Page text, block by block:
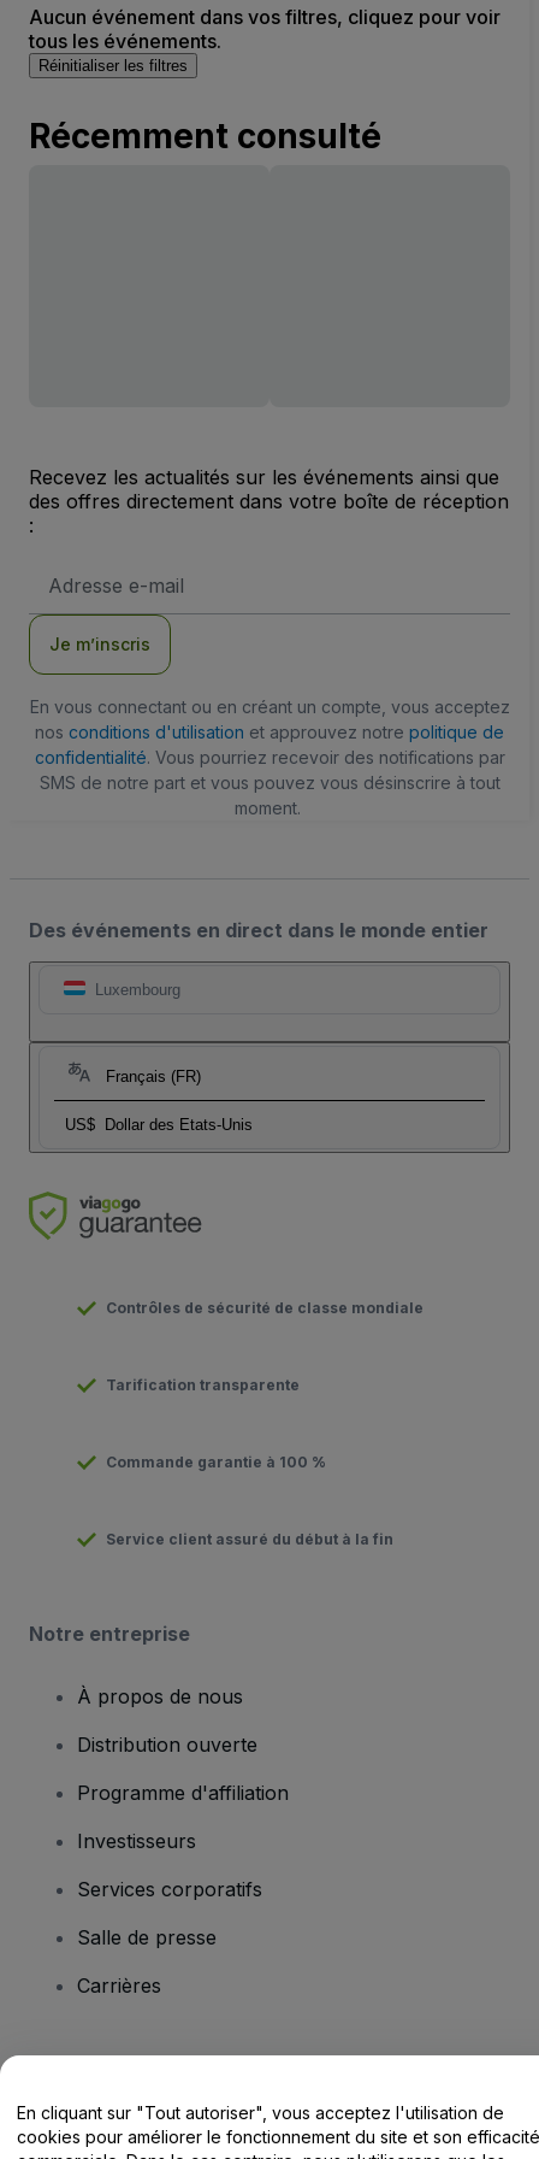
Aucun événement dans vos filtres, cliquez pour voir
tous les événements.
Réinitialiser les filtres
Récemment consulté
Recevez les actualités sur les événements ainsi que
des offres directement dans votre boîte de réception
:
e-
Je m’inscris
En vous connectant ou en créant un compte, vous acceptez
nos conditions d'utilisation et approuvez notre politique de
confidentialité. Vous pourriez recevoir des notifications par
SMS de notre part et vous pouvez vous désinscrire à tout
moment.
Des événements en direct dans le monde entier
Luxembourg
Français (FR)
US$ Dollar des Etats-Unis
Contrôles de sécurité de classe mondiale
Tarification transparente
Commande garantie à 100 %
Service client assuré du début à la fin
Notre entreprise
À propos de nous
Distribution ouverte
Programme d'affiliation
Investisseurs
Services corporatifs
Salle de presse
Carrières
Centre d'assistance / Nous contacter
En cliquant sur "Tout autoriser", vous acceptez l'utilisation de
cookies pour améliorer le fonctionnement du site et son efficacité